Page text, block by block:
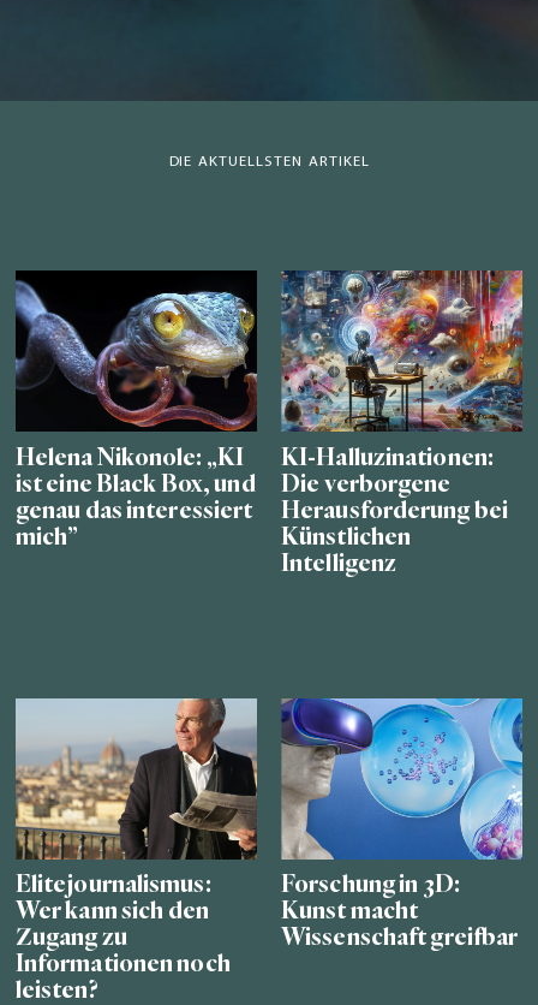
DIE AKTUELLSTEN ARTIKEL
Helena Nikonole: „KI
ist eine Black Box, und
genau das interessiert
mich”
KI-Halluzinationen:
Die verborgene
Herausforderung bei
Künstlichen
Intelligenz
Elitejournalismus:
Wer kann sich den
Zugang zu
Informationen noch
leisten?
Forschung in 3D:
Kunst macht
Wissenschaft greifbar